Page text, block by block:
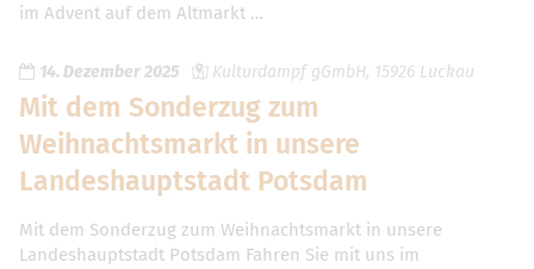
im Advent auf dem Altmarkt …
14. Dezember 2025 Kulturdampf gGmbH, 15926 Luckau
Mit dem Sonderzug zum
Weihnachtsmarkt in unsere
Landeshauptstadt Potsdam
Mit dem Sonderzug zum Weihnachtsmarkt in unsere
Landeshauptstadt Potsdam Fahren Sie mit uns im